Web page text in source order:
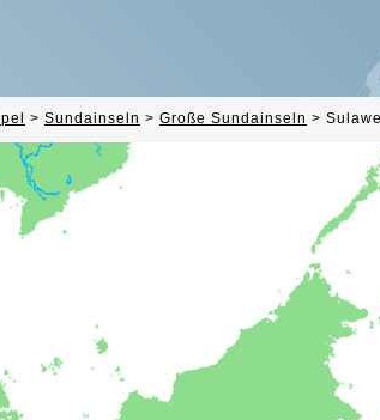
> Sundainseln > Große Sundainseln >